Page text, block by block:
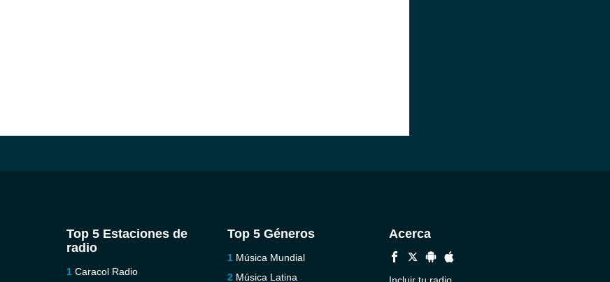
Top 5 Estaciones de
radio
Caracol Radio
Top 5 Géneros
Música Mundial
Música Latina
Acerca